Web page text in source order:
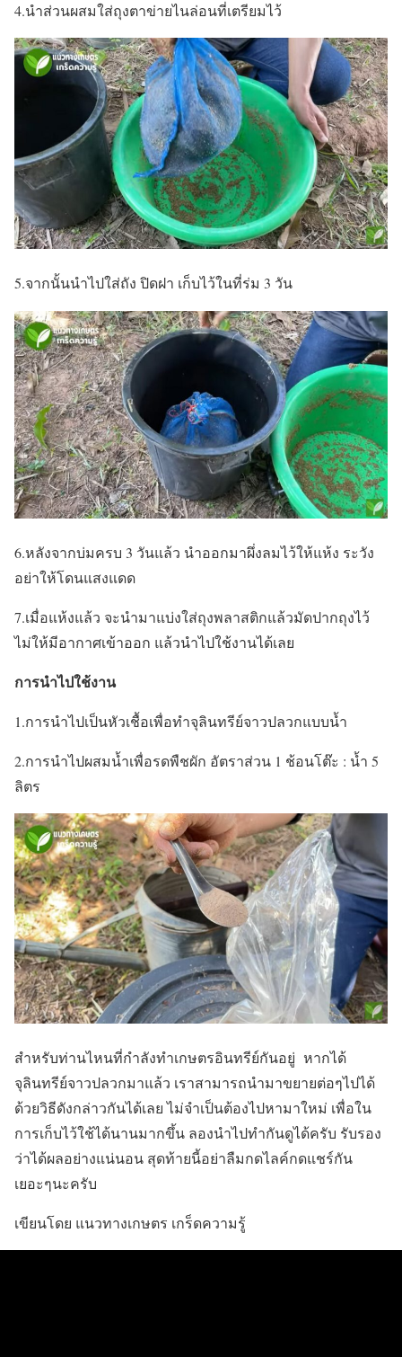
4.นำส่วนผสมใส่ถุงตาข่ายไนล่อนที่เตรียมไว้
5.จากนั้นนำไปใส่ถัง ปิดฝา เก็บไว้ในที่ร่ม 3 วัน
6.หลังจากบ่มครบ 3 วันแล้ว นำออกมาผึ่งลมไว้ให้แห้ง ระวัง
อย่าให้โดนแสงแดด
7.เมื่อแห้งแล้ว จะนำมาแบ่งใส่ถุงพลาสติกแล้วมัดปากถุงไว้
ไม่ให้มีอากาศเข้าออก แล้วนำไปใช้งานได้เลย
การนำไปใช้งาน
1.การนำไปเป็นหัวเชื้อเพื่อทำจุลินทรีย์จาวปลวกแบบน้ำ
2.การนำไปผสมน้ำเพื่อรดพืชผัก อัตราส่วน 1 ช้อนโต๊ะ : น้ำ 5
ลิตร
สำหรับท่านไหนที่กำลังทำเกษตรอินทรีย์กันอยู่ หากได้
จุลินทรีย์จาวปลวกมาแล้ว เราสามารถนำมาขยายต่อๆไปได้
ด้วยวิธีดังกล่าวกันได้เลย ไม่จำเป็นต้องไปหามาใหม่ เพื่อใน
การเก็บไว้ใช้ได้นานมากขึ้น ลองนำไปทำกันดูได้ครับ รับรอง
ว่าได้ผลอย่างแน่นอน สุดท้ายนี้อย่าลืมกดไลค์กดแชร์กัน
เยอะๆนะครับ
เขียนโดย แนวทางเกษตร เกร็ดความรู้